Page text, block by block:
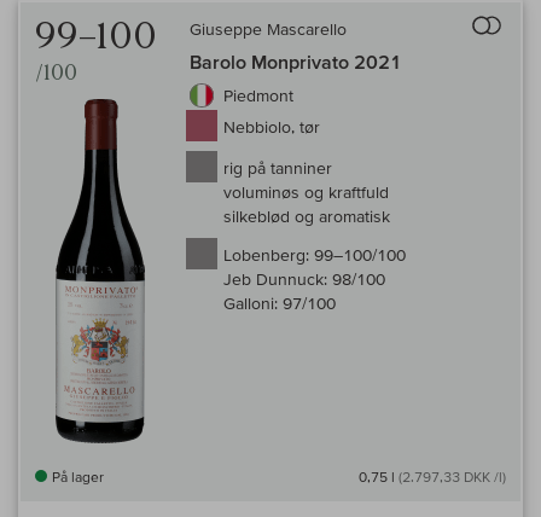
99–100
/100
Giuseppe Mascarello
Barolo Monprivato 2021
Piedmont
Nebbiolo, tør
rig på tanniner
voluminøs og kraftfuld
silkeblød og aromatisk
Lobenberg: 99–100/100
Jeb Dunnuck: 98/100
Galloni: 97/100
På lager 0,75 l (2.797,33 DKK /l)